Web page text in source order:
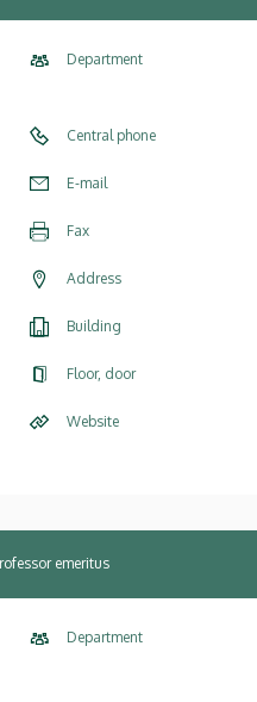
Department
Central phone
E-mail
Fax
Address
Building
Floor, door
Website
emeritus
Department